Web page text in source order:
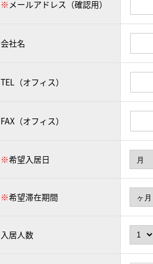
※ メールアドレス（確認用）
会社名
TEL（オフィス）
FAX（オフィス）
※希望入居日
※希望滞在期間
入居人数